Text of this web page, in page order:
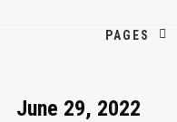
PAGES
June 29, 2022